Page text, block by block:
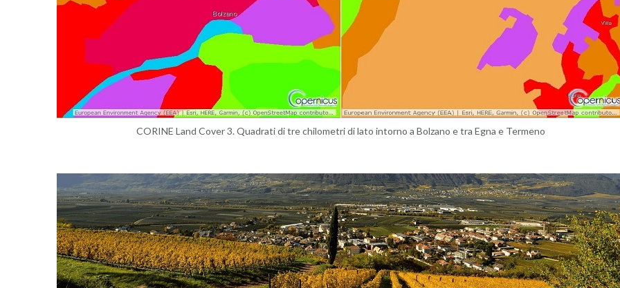
CO­RI­NE Land Cover 3. Qua­dra­ti di tre chi­lo­me­tri di lato in­tor­no a Bol­za­no e tra Egna e Ter­me­no